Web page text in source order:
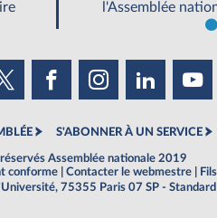
l'Assemblée
S'ABONNER À UN SERVICE
Assemblée nationale 2019
conforme Contacter le webmestre
75355 Paris 07 SP -